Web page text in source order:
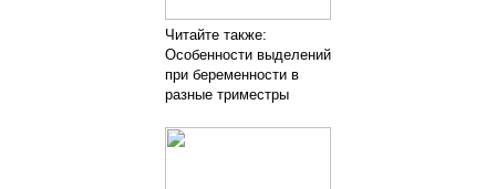
Читайте также:
Особенности выделений
при беременности в
разные триместры